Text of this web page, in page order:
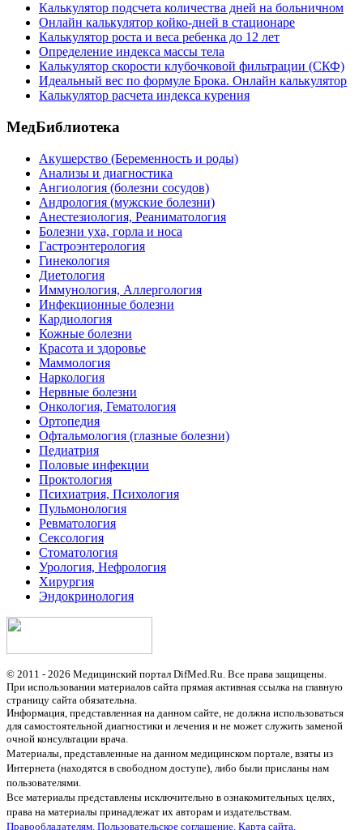
Калькулятор подсчета количества дней на больничном
Онлайн калькулятор койко-дней в стационаре
Калькулятор роста и веса ребенка до 12 лет
Определение индекса массы тела
Калькулятор скорости клубочковой фильтрации (СКФ)
Идеальный вес по формуле Брока. Онлайн калькулятор
Калькулятор расчета индекса курения
МедБиблиотека
Акушерство (Беременность и роды)
Анализы и диагностика
Ангиология (болезни сосудов)
Андрология (мужские болезни)
Анестезиология, Реаниматология
Болезни уха, горла и носа
Гастроэнтерология
Гинекология
Диетология
Иммунология, Аллергология
Инфекционные болезни
Кардиология
Кожные болезни
Красота и здоровье
Маммология
Наркология
Нервные болезни
Онкология, Гематология
Ортопедия
Офтальмология (глазные болезни)
Педиатрия
Половые инфекции
Проктология
Психиатрия, Психология
Пульмонология
Ревматология
Сексология
Стоматология
Урология, Нефрология
Хирургия
Эндокринология
© 2011 - 2026 Медицинский портал DifMed.Ru. Все права защищены.
При использовании материалов сайта прямая активная ссылка на главную
страницу сайта обязательна.
Информация, представленная на данном сайте, не должна использоваться
для самостоятельной диагностики и лечения и не может служить заменой
очной консультации врача.
Материалы, представленные на данном медицинском портале, взяты из
Интернета (находятся в свободном доступе), либо были присланы нам
пользователями.
Все материалы представлены исключительно в ознакомительных целях,
права на материалы принадлежат их авторам и издательствам.
Правообладателям. Пользовательское соглашение. Карта сайта.